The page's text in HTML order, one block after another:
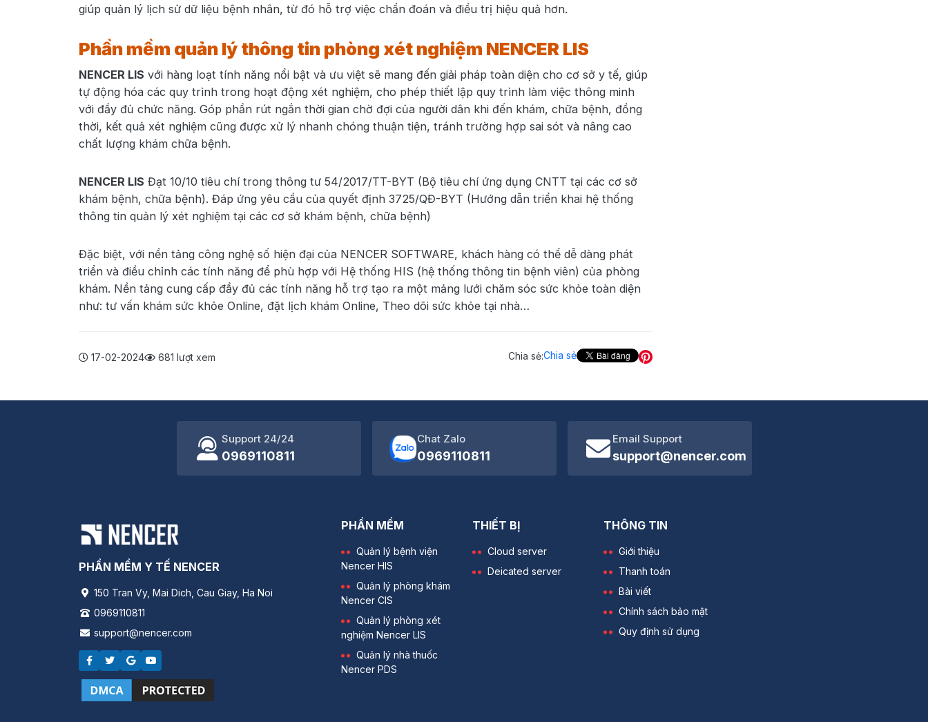
giúp quản lý lịch sử dữ liệu bệnh nhân, từ đó hỗ trợ việc chẩn đoán và điều trị hiệu quả hơn.
Phần mềm quản lý thông tin phòng xét nghiệm NENCER LIS
NENCER LIS với hàng loạt tính năng nổi bật và ưu việt sẽ mang đến giải pháp toàn diện cho cơ sở y tế, giúp
tự động hóa các quy trình trong hoạt động xét nghiệm, cho phép thiết lập quy trình làm việc thông minh
với đầy đủ chức năng. Góp phần rút ngắn thời gian chờ đợi của người dân khi đến khám, chữa bệnh, đồng
thời, kết quả xét nghiệm cũng được xử lý nhanh chóng thuận tiện, tránh trường hợp sai sót và nâng cao
chất lượng khám chữa bệnh.
NENCER LIS Đạt 10/10 tiêu chí trong thông tư 54/2017/TT-BYT (Bộ tiêu chí ứng dụng CNTT tại các cơ sở
khám bệnh, chữa bệnh). Đáp ứng yêu cầu của quyết định 3725/QĐ-BYT (Hướng dẫn triển khai hệ thống
thông tin quản lý xét nghiệm tại các cơ sở khám bệnh, chữa bệnh)
Đặc biệt, với nền tảng công nghệ số hiện đại của NENCER SOFTWARE, khách hàng có thể dễ dàng phát
triển và điều chỉnh các tính năng để phù hợp với Hệ thống HIS (hệ thống thông tin bệnh viên) của phòng
khám. Nền tảng cung cấp đầy đủ các tính năng hỗ trợ tạo ra một mảng lưới chăm sóc sức khỏe toàn diện
như: tư vấn khám sức khỏe Online, đặt lịch khám Online, Theo dõi sức khỏe tại nhà…
17-02-2024 681 lượt xem Chia sẻ:Chia sẻ
Support 24/24
0969110811
Chat Zalo
0969110811
Email Support
support@nencer.com
PHẦN MỀM Y TẾ NENCER
150 Tran Vy, Mai Dich, Cau Giay, Ha Noi
0969110811
support@nencer.com
PHẦN MỀM
Quản lý bệnh viện
Nencer HIS
Quản lý phòng khám
Nencer CIS
Quản lý phòng xét
nghiệm Nencer LIS
Quản lý nhà thuốc
Nencer PDS
THIẾT BỊ
Cloud server
Deicated server
THÔNG TIN
Giới thiệu
Thanh toán
Bài viết
Chính sách bảo mật
Quy định sử dụng